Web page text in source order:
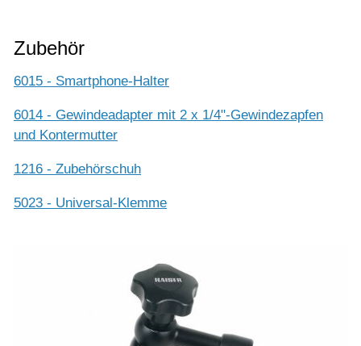
Zubehör
6015 - Smartphone-Halter
6014 - Gewindeadapter mit 2 x 1/4"-Gewindezapfen
und Kontermutter
1216 - Zubehörschuh
5023 - Universal-Klemme